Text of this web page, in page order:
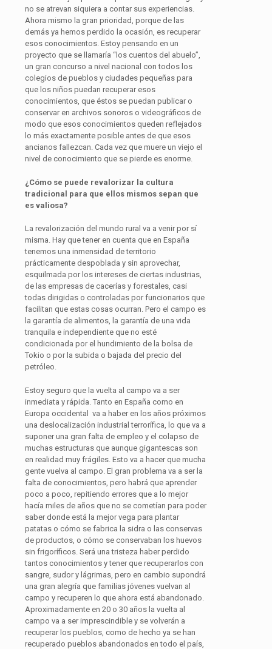
no se atrevan siquiera a contar sus experiencias.
Ahora mismo la gran prioridad, porque de las
demás ya hemos perdido la ocasión, es recuperar
esos conocimientos. Estoy pensando en un
proyecto que se llamaría “los cuentos del abuelo”,
un gran concurso a nivel nacional con todos los
colegios de pueblos y ciudades pequeñas para
que los niños puedan recuperar esos
conocimientos, que éstos se puedan publicar o
conservar en archivos sonoros o videográficos de
modo que esos conocimientos queden reflejados
lo más exactamente posible antes de que esos
ancianos fallezcan. Cada vez que muere un viejo el
nivel de conocimiento que se pierde es enorme.
¿Cómo se puede revalorizar la cultura
tradicional para que ellos mismos sepan que
es valiosa?
La revalorización del mundo rural va a venir por sí
misma. Hay que tener en cuenta que en España
tenemos una inmensidad de territorio
prácticamente despoblada y sin aprovechar,
esquilmada por los intereses de ciertas industrias,
de las empresas de cacerías y forestales, casi
todas dirigidas o controladas por funcionarios que
facilitan que estas cosas ocurran. Pero el campo es
la garantía de alimentos, la garantía de una vida
tranquila e independiente que no esté
condicionada por el hundimiento de la bolsa de
Tokio o por la subida o bajada del precio del
petróleo.
Estoy seguro que la vuelta al campo va a ser
inmediata y rápida. Tanto en España como en
Europa occidental va a haber en los años próximos
una deslocalización industrial terrorífica, lo que va a
suponer una gran falta de empleo y el colapso de
muchas estructuras que aunque gigantescas son
en realidad muy frágiles. Esto va a hacer que mucha
gente vuelva al campo. El gran problema va a ser la
falta de conocimientos, pero habrá que aprender
poco a poco, repitiendo errores que a lo mejor
hacía miles de años que no se cometían para poder
saber donde está la mejor vega para plantar
patatas o cómo se fabrica la sidra o las conservas
de productos, o cómo se conservaban los huevos
sin frigoríficos. Será una tristeza haber perdido
tantos conocimientos y tener que recuperarlos con
sangre, sudor y lágrimas, pero en cambio supondrá
una gran alegría que familias jóvenes vuelvan al
campo y recuperen lo que ahora está abandonado.
Aproximadamente en 20 o 30 años la vuelta al
campo va a ser imprescindible y se volverán a
recuperar los pueblos, como de hecho ya se han
recuperado pueblos abandonados en todo el país,